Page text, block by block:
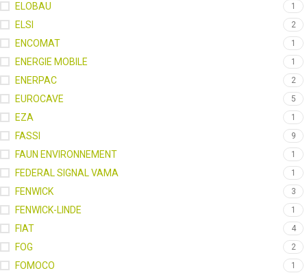
ELOBAU 1
ELSI 2
ENCOMAT 1
ENERGIE MOBILE 1
ENERPAC 2
EUROCAVE 5
EZA 1
FASSI 9
FAUN ENVIRONNEMENT 1
FEDERAL SIGNAL VAMA 1
FENWICK 3
FENWICK-LINDE 1
FIAT 4
FOG 2
FOMOCO 1